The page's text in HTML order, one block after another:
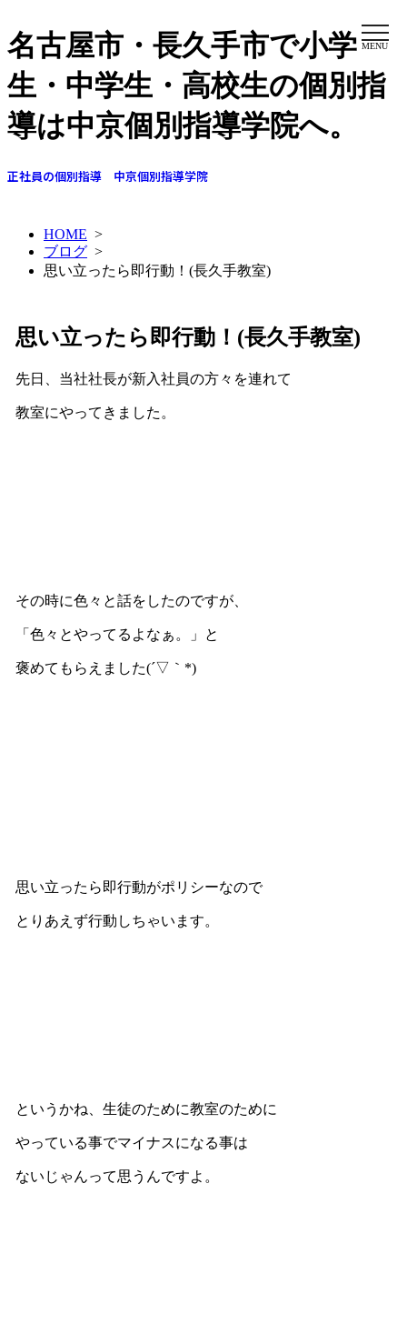
名古屋市・長久手市で小学
生・中学生・高校生の個別指
導は中京個別指導学院へ。
正社員の個別指導 中京個別指導学院
MENU
HOME >
ブログ >
思い立ったら即行動！(長久手教室)
思い立ったら即行動！(長久手教室)
先日、当社社長が新入社員の方々を連れて
教室にやってきました。
その時に色々と話をしたのですが、
「色々とやってるよなぁ。」と
褒めてもらえました(´▽｀*)
思い立ったら即行動がポリシーなので
とりあえず行動しちゃいます。
というかね、生徒のために教室のために
やっている事でマイナスになる事は
ないじゃんって思うんですよ。